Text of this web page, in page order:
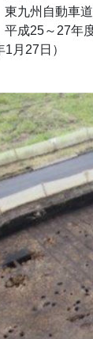
九州自動車道
成25～27年
月27日）